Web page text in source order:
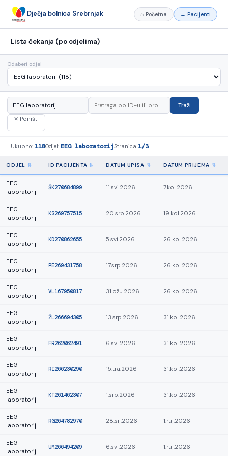
Dječja bolnica Srebrnjak ⌂ Početna → Pacijenti
Lista čekanja (po odjelima)
Odaberi odjel
Traži
✕ Poništi
Ukupno: 118Odjel: EEG laboratorijStranica 1/3
ODJEL ID PACIJENTA DATUM UPISA DATUM PRIJEMA
EEG
laboratorij
ŠK270684899 11.svi.2026 7.kol.2026
EEG
laboratorij
KS269757515 20.srp.2026 19.kol.2026
EEG
laboratorij
KD270862655 5.svi.2026 26.kol.2026
EEG
laboratorij
PE269431758 17.srp.2026 26.kol.2026
EEG
laboratorij
VL167950817 31.ožu.2026 26.kol.2026
EEG
laboratorij
ŽL266694305 13.srp.2026 31.kol.2026
EEG
laboratorij
FR262062491 6.svi.2026 31.kol.2026
EEG
laboratorij
RI266230290 15.tra.2026 31.kol.2026
EEG
laboratorij
KT261462307 1.srp.2026 31.kol.2026
EEG
laboratorij
RG264782970 28.sij.2026 1.ruj.2026
EEG
laboratorij
UM266494209 6.svi.2026 1.ruj.2026